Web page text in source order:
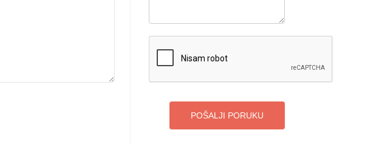
POŠALJI PORUKU